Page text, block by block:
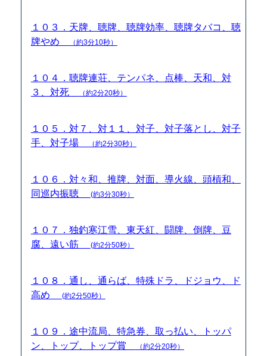
１０３．天牌、聴牌、聴牌効率、聴牌タバコ、聴
牌やめ
（約3分10秒）
１０４．聴牌連荘、テンパネ、点棒、天和、対
３、対死
（約2分20秒）
１０５．対７、対１１、対子、対子落とし、対子
手、対子場
（約2分30秒）
１０６．対々和、推牌、対面、導火線、頭槓和、
同巡内振聴
(約3分30秒）
１０７．独釣寒江雪、東天紅、闘牌、倒牌、豆
腐、遠い筋
(約2分50秒）
１０８．通し、通らば、特殊ドラ、ドジョウ、ド
高め
(約2分50秒）
１０９．途中流局、特急券、取っ払い、トッパ
ン、トップ、トップ賞
（約2分20秒）